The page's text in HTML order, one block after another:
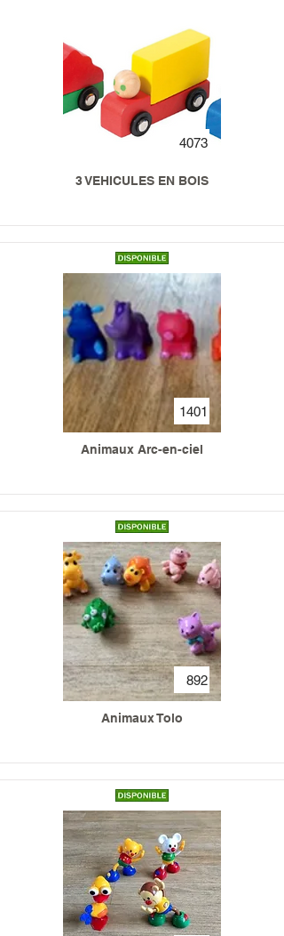
4073
3 VEHICULES EN BOIS
1401
Animaux Arc-en-ciel
892
Animaux Tolo